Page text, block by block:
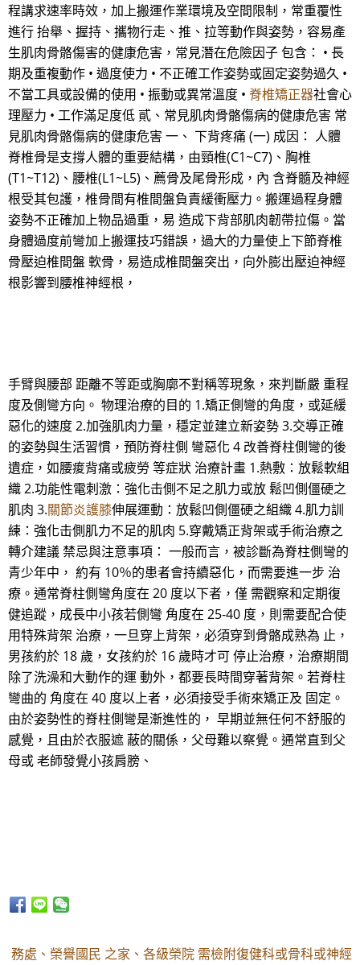
程講求速率時效，加上搬運作業環境及空間限制，常重覆性
進行 抬舉、握持、攜物行走、推、拉等動作與姿勢，容易產
生肌肉骨骼傷害的健康危害，常見潛在危險因子 包含： • 長
期及重複動作 • 過度使力 • 不正確工作姿勢或固定姿勢過久 •
不當工具或設備的使用 • 振動或異常溫度 • 脊椎矯正器社會心
理壓力 • 工作滿足度低 貳、常見肌肉骨骼傷病的健康危害 常
見肌肉骨骼傷病的健康危害 一、 下背疼痛 (一) 成因： 人體
脊椎骨是支撐人體的重要結構，由頸椎(C1~C7)、胸椎
(T1~T12)、腰椎(L1~L5)、薦骨及尾骨形成，內 含脊髓及神經
根受其包護，椎骨間有椎間盤負責緩衝壓力。搬運過程身體
姿勢不正確加上物品過重，易 造成下背部肌肉韌帶拉傷。當
身體過度前彎加上搬運技巧錯誤，過大的力量使上下節脊椎
骨壓迫椎間盤 軟骨，易造成椎間盤突出，向外膨出壓迫神經
根影響到腰椎神經根，
手臂與腰部 距離不等距或胸廓不對稱等現象，來判斷嚴 重程
度及側彎方向。 物理治療的目的 1.矯正側彎的角度，或延緩
惡化的速度 2.加強肌肉力量，穩定並建立新姿勢 3.交導正確
的姿勢與生活習慣，預防脊柱側 彎惡化 4 改善脊柱側彎的後
遺症，如腰痠背痛或疲勞 等症狀 治療計畫 1.熱敷：放鬆軟組
織 2.功能性電刺激：強化击側不足之肌力或放 鬆凹側僵硬之
肌肉 3.關節炎護膝伸展運動：放鬆凹側僵硬之組織 4.肌力訓
練：強化击側肌力不足的肌肉 5.穿戴矯正背架或手術治療之
轉介建議 禁忌與注意事項： 一般而言，被診斷為脊柱側彎的
青少年中， 約有 10％的患者會持續惡化，而需要進一步 治
療。通常脊柱側彎角度在 20 度以下者，僅 需觀察和定期復
健追蹤，成長中小孩若側彎 角度在 25-40 度，則需要配合使
用特殊背架 治療，一旦穿上背架，必須穿到骨骼成熟為 止，
男孩約於 18 歲，女孩約於 16 歲時才可 停止治療，治療期間
除了洗澡和大動作的運 動外，都要長時間穿著背架。若脊柱
彎曲的 角度在 40 度以上者，必須接受手術來矯正及 固定。
由於姿勢性的脊柱側彎是漸進性的， 早期並無任何不舒服的
感覺，且由於衣服遮 蔽的關係，父母難以察覺。通常直到父
母或 老師發覺小孩肩膀、
務處、榮譽國民 之家、各級榮院 需檢附復健科或骨科或神經